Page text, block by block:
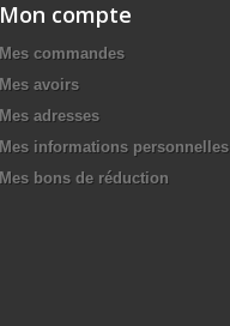
Mon compte
Mes commandes
Mes avoirs
Mes adresses
Mes informations personnelles
Mes bons de réduction